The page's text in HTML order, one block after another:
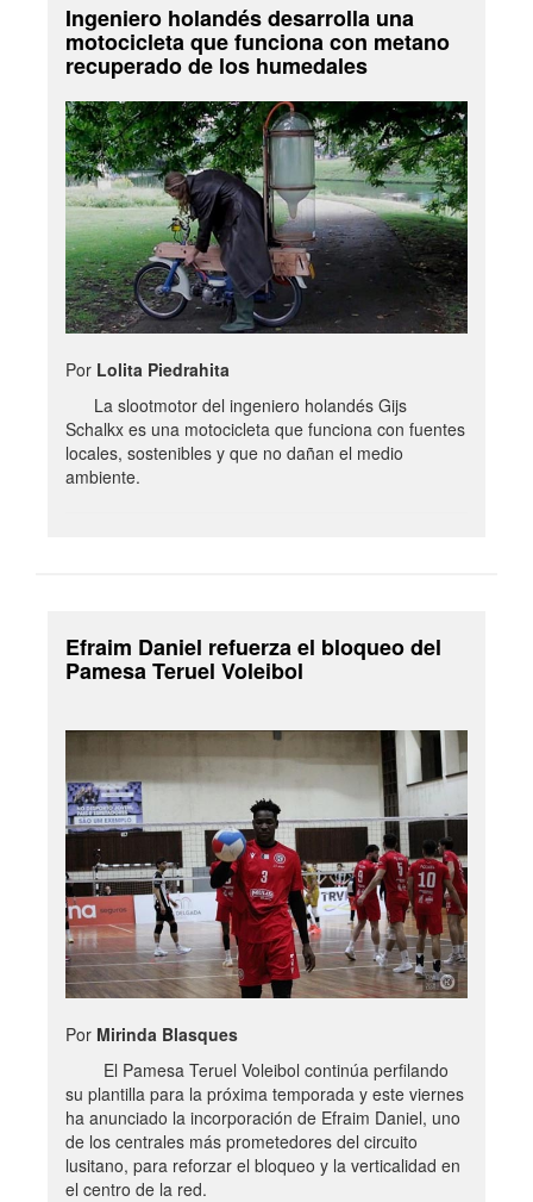
Ingeniero holandés desarrolla una
motocicleta que funciona con metano
recuperado de los humedales
Por Lolita Piedrahita
La slootmotor del ingeniero holandés Gijs
Schalkx es una motocicleta que funciona con fuentes
locales, sostenibles y que no dañan el medio
ambiente.
Efraim Daniel refuerza el bloqueo del
Pamesa Teruel Voleibol
Por Mirinda Blasques
El Pamesa Teruel Voleibol continúa perfilando
su plantilla para la próxima temporada y este viernes
ha anunciado la incorporación de Efraim Daniel, uno
de los centrales más prometedores del circuito
lusitano, para reforzar el bloqueo y la verticalidad en
el centro de la red.